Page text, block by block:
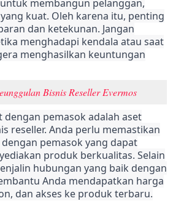
membangun pelanggan,
kuat. Oleh karena itu, penting
dan ketekunan. Jangan
menghadapi kendala atau saat
menghasilkan keuntungan
Bisnis Reseller Evermos
pemasok adalah aset
reseller. Anda perlu memastikan
pemasok yang dapat
produk berkualitas. Selain
hubungan yang baik dengan
Anda mendapatkan harga
dan akses ke produk terbaru.